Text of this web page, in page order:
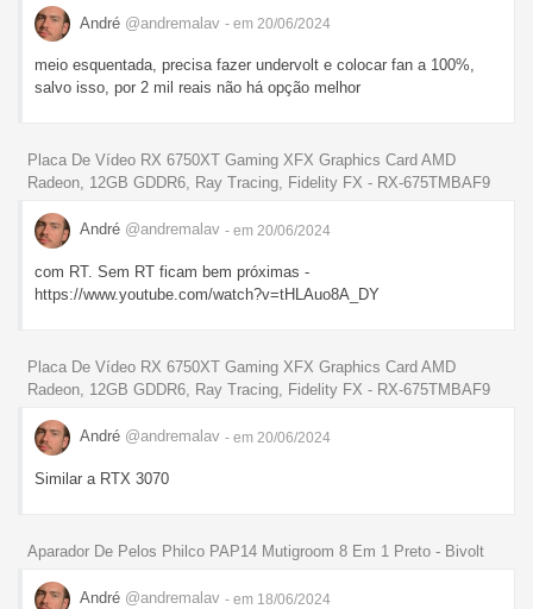
André @andremalav - em 20/06/2024
meio esquentada, precisa fazer undervolt e colocar fan a 100%,
salvo isso, por 2 mil reais não há opção melhor
Placa De Vídeo RX 6750XT Gaming XFX Graphics Card AMD
Radeon, 12GB GDDR6, Ray Tracing, Fidelity FX - RX-675TMBAF9
André @andremalav - em 20/06/2024
com RT. Sem RT ficam bem próximas -
https://www.youtube.com/watch?v=tHLAuo8A_DY
Placa De Vídeo RX 6750XT Gaming XFX Graphics Card AMD
Radeon, 12GB GDDR6, Ray Tracing, Fidelity FX - RX-675TMBAF9
André @andremalav - em 20/06/2024
Similar a RTX 3070
Aparador De Pelos Philco PAP14 Mutigroom 8 Em 1 Preto - Bivolt
André @andremalav - em 18/06/2024